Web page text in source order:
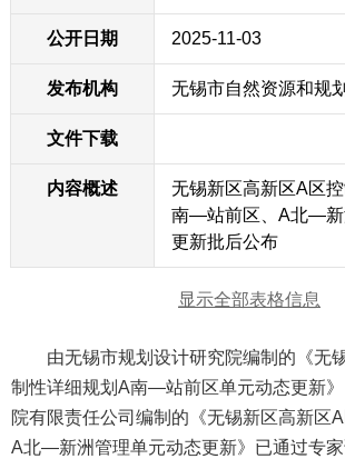
公开日期 2025-11-03
发布机构 无锡市自然资源和规
文件下载
内容概述
无锡新区高新区A区
南—站前区、A北—新
更新批后公布
显示全部表格信息
由无锡市规划设计研究院编制的《无
制性详细规划A南—站前区单元动态更新
院有限责任公司编制的《无锡新区高新区
A北—新洲管理单元动态更新》已通过专